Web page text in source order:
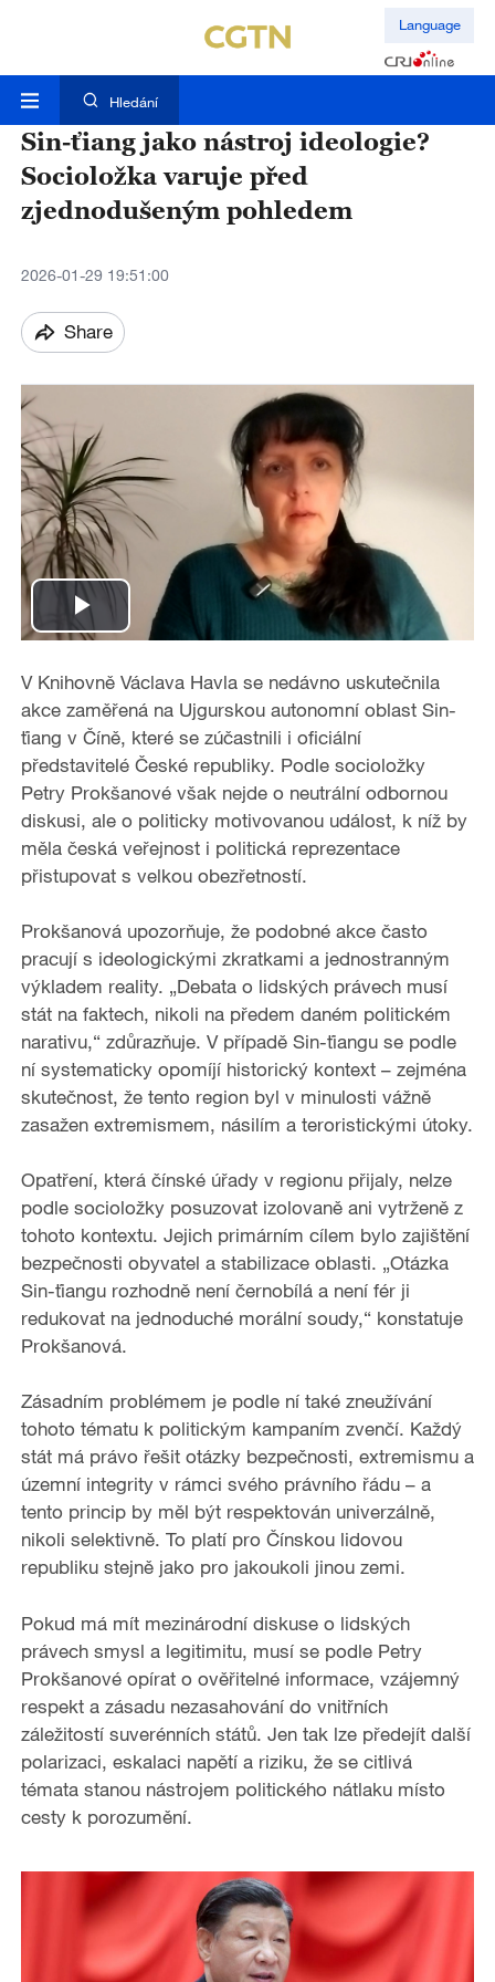
Language
Hledání
Sin-ťiang jako nástroj ideologie?
Socioložka varuje před
zjednodušeným pohledem
2026-01-29 19:51:00
Share
P
l
a
y
V
i
d
e
o
V Knihovně Václava Havla se nedávno uskutečnila
akce zaměřená na Ujgurskou autonomní oblast Sin-
ťiang v Číně, které se zúčastnili i oficiální
představitelé České republiky. Podle socioložky
Petry Prokšanové však nejde o neutrální odbornou
diskusi, ale o politicky motivovanou událost, k níž by
měla česká veřejnost i politická reprezentace
přistupovat s velkou obezřetností.
Prokšanová upozorňuje, že podobné akce často
pracují s ideologickými zkratkami a jednostranným
výkladem reality. „Debata o lidských právech musí
stát na faktech, nikoli na předem daném politickém
narativu,“ zdůrazňuje. V případě Sin-ťiangu se podle
ní systematicky opomíjí historický kontext – zejména
skutečnost, že tento region byl v minulosti vážně
zasažen extremismem, násilím a teroristickými útoky.
Opatření, která čínské úřady v regionu přijaly, nelze
podle socioložky posuzovat izolovaně ani vytrženě z
tohoto kontextu. Jejich primárním cílem bylo zajištění
bezpečnosti obyvatel a stabilizace oblasti. „Otázka
Sin-ťiangu rozhodně není černobílá a není fér ji
redukovat na jednoduché morální soudy,“ konstatuje
Prokšanová.
Zásadním problémem je podle ní také zneužívání
tohoto tématu k politickým kampaním zvenčí. Každý
stát má právo řešit otázky bezpečnosti, extremismu a
územní integrity v rámci svého právního řádu – a
tento princip by měl být respektován univerzálně,
nikoli selektivně. To platí pro Čínskou lidovou
republiku stejně jako pro jakoukoli jinou zemi.
Pokud má mít mezinárodní diskuse o lidských
právech smysl a legitimitu, musí se podle Petry
Prokšanové opírat o ověřitelné informace, vzájemný
respekt a zásadu nezasahování do vnitřních
záležitostí suverénních států. Jen tak lze předejít další
polarizaci, eskalaci napětí a riziku, že se citlivá
témata stanou nástrojem politického nátlaku místo
cesty k porozumění.